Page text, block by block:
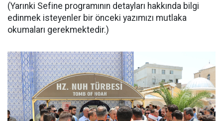
(Yarınki Sefine programının detayları hakkında bilgi
edinmek isteyenler bir önceki yazımızı mutlaka
okumaları gerekmektedir.)